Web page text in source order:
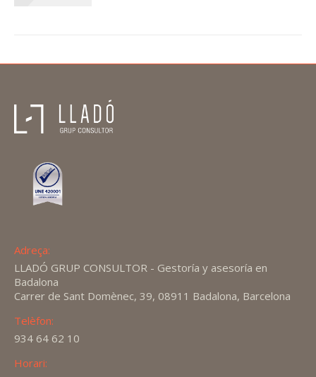
Adreça:
LLADÓ GRUP CONSULTOR - Gestoría y asesoría en
Badalona
Carrer de Sant Domènec, 39, 08911 Badalona, Barcelona
Telèfon:
934 64 62 10
Horari: